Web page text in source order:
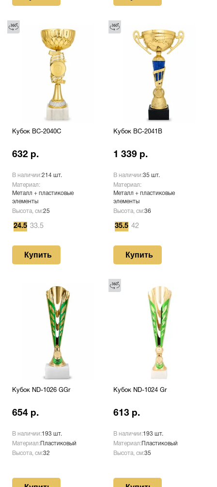
Кубок BC-2040C
632 р.
В наличии:214 шт.
Материал:
Металл + пластиковые
элементы
Высота, см:25
24.5 33.5
Купить
Кубок BC-2041B
1 339 р.
В наличии:35 шт.
Материал:
Металл + пластиковые
элементы
Высота, см:36
35.5 42
Купить
Кубок ND-1026 GGr
654 р.
В наличии:193 шт.
Материал: Пластиковый
Высота, см:32
Кубок ND-1024 Gr
613 р.
В наличии:193 шт.
Материал: Пластиковый
Высота, см:35